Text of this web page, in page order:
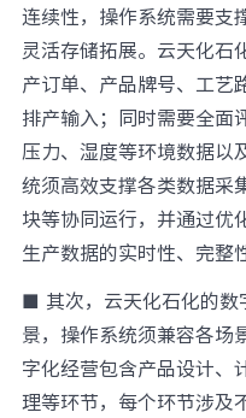
连续性，操作系统需要支
灵活存储拓展。云天化石
产订单、产品牌号、工艺
排产输入；同时需要全面
压力、湿度等环境数据以
统须高效支撑各类数据采
块等协同运行，并通过优
生产数据的实时性、完整
■ 其次，云天化石化的数
景，操作系统须兼容各场
字化经营包含产品设计、
理等环节，每个环节涉及